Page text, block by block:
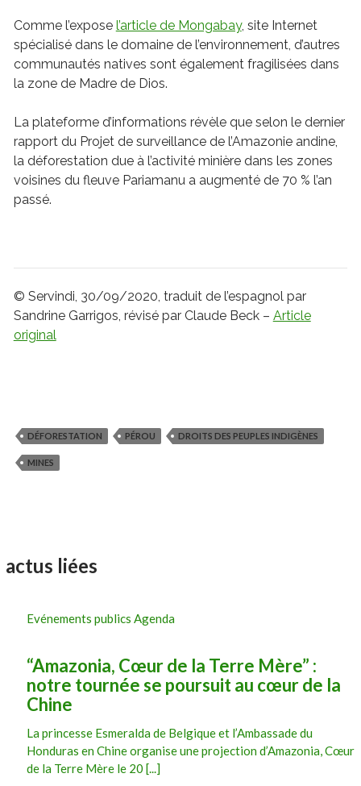
Comme l’expose l’article de Mongabay, site Internet
spécialisé dans le domaine de l’environnement, d’autres
communautés natives sont également fragilisées dans
la zone de Madre de Dios.
La plateforme d’informations révèle que selon le dernier
rapport du Projet de surveillance de l’Amazonie andine,
la déforestation due à l’activité minière dans les zones
voisines du fleuve Pariamanu a augmenté de 70 % l’an
passé.
© Servindi, 30/09/2020, traduit de l’espagnol par
Sandrine Garrigos, révisé par Claude Beck – Article
original
DÉFORESTATION PÉROU DROITS DES PEUPLES INDIGÈNES
MINES
actus liées
Evénements publics Agenda
“Amazonia, Cœur de la Terre Mère” :
notre tournée se poursuit au cœur de la
Chine
La princesse Esmeralda de Belgique et l’Ambassade du
Honduras en Chine organise une projection d’Amazonia, Cœur
de la Terre Mère le 20 [...]